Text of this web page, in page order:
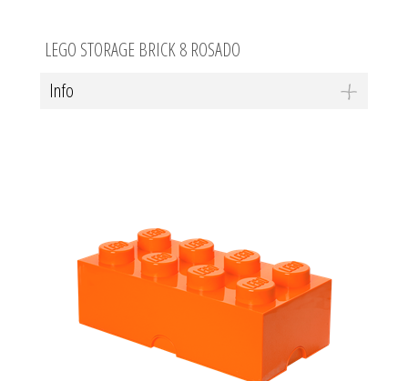
LEGO STORAGE BRICK 8 ROSADO
Info